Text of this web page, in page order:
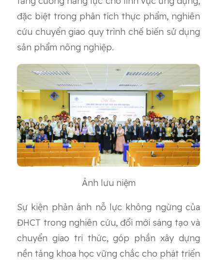
đặc biệt trong phân tích thực phẩm, nghiên
cứu chuyển giao quy trình chế biến sử dụng
sản phẩm nông nghiệp.
Ảnh lưu niệm
Sự kiện phản ánh nỗ lực không ngừng của
ĐHCT trong nghiên cứu, đổi mới sáng tạo và
chuyển giao tri thức, góp phần xây dựng
nền tảng khoa học vững chắc cho phát triển